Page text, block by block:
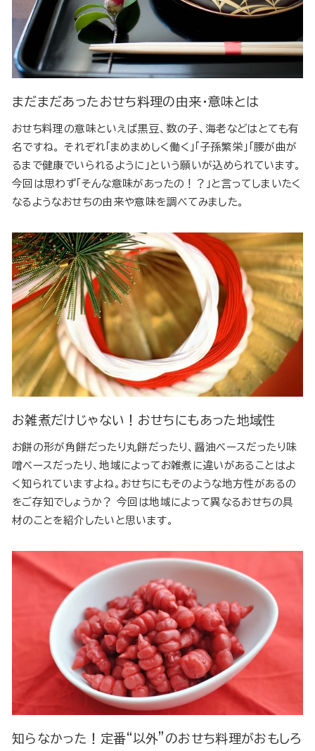
まだまだあったおせち料理の由来・意味とは
おせち料理の意味といえば黒豆、数の子、海老などはとても有
名ですね。 それぞれ「まめまめしく働く」「子孫繁栄」「腰が曲が
るまで健康でいられるように」という願いが込められています。
今回は思わず「そんな意味があったの！？」と言ってしまいたく
なるようなおせちの由来や意味を調べてみました。
お雑煮だけじゃない！おせちにもあった地域性
お餅の形が角餅だったり丸餅だったり、醤油ベースだったり味
噌ベースだったり、地域によってお雑煮に違いがあることはよ
く知られていますよね。おせちにもそのような地方性があるの
をご存知でしょうか？ 今回は地域によって異なるおせちの具
材のことを紹介したいと思います。
知らなかった！定番“以外”のおせち料理がおもしろ